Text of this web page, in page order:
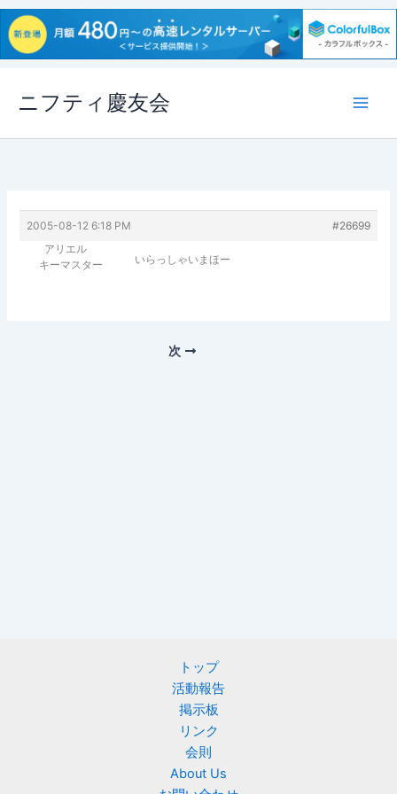
ス
ニフティ慶友会
2005-08-12 6:18 PM
#26699
アリエル
キーマスター
いらっしゃいまほー
次
トップ
活動報告
掲示板
リンク
会則
About Us